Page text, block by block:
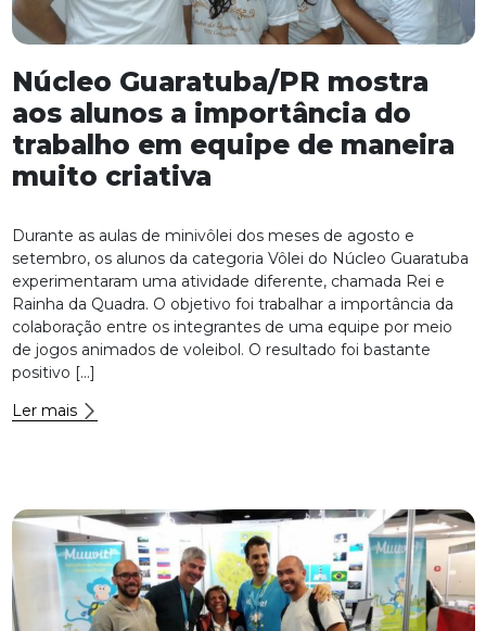
Núcleo Guaratuba/PR mostra
aos alunos a importância do
trabalho em equipe de maneira
muito criativa
Durante as aulas de minivôlei dos meses de agosto e
setembro, os alunos da categoria Vôlei do Núcleo Guaratuba
experimentaram uma atividade diferente, chamada Rei e
Rainha da Quadra. O objetivo foi trabalhar a importância da
colaboração entre os integrantes de uma equipe por meio
de jogos animados de voleibol. O resultado foi bastante
positivo […]
Ler mais